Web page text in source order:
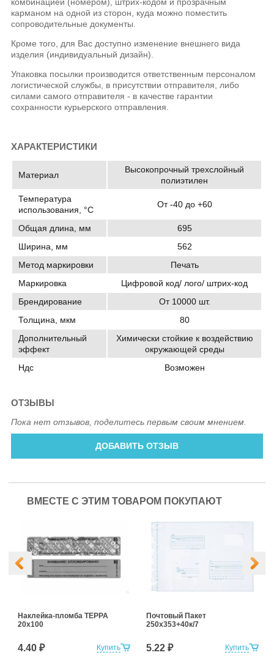
карманом на одной из сторон, куда можно поместить
сопроводительные документы.
Кроме того, для Вас доступно изменение внешнего вида
изделия (индивидуальный дизайн).
Упаковка посылки производится ответственным персоналом
логистической службы, в присутствии отправителя, либо
силами самого отправителя - в качестве гарантии
сохранности курьерского отправления.
ХАРАКТЕРИСТИКИ
Материал
Высокопрочный трехслойный
полиэтилен
Температура
использования, °C
От -40 до +60
Общая длина, мм
695
Ширина, мм
562
Метод маркировки
Печать
Маркировка
Цифровой код/ лого/ штрих-код
Брендирование
От 10000 шт.
Толщина, мкм
80
Дополнительный
эффект
Химически стойкие к воздействию
окружающей среды
Ндс
Возможен
ОТЗЫВЫ
Пока нет отзывов, поделитесь первым своим мнением.
ДОБАВИТЬ ОТЗЫВ
ВМЕСТЕ С ЭТИМ ТОВАРОМ ПОКУПАЮТ
Купить
Наклейка-пломба ТЕРРА
20х100
4.40 ₽ Купить
Почтовый Пакет
250х353+40к/7
5.22 ₽